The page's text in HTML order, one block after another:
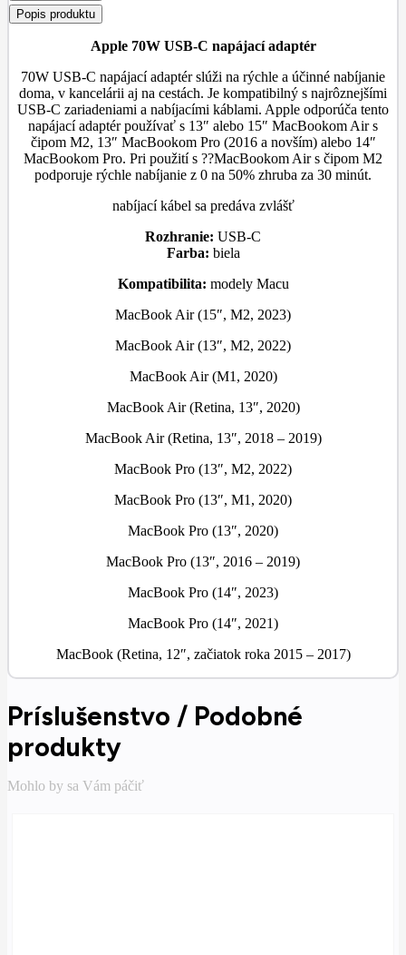
Popis produktu
Apple 70W USB-C napájací adaptér
70W USB-C napájací adaptér slúži na rýchle a účinné nabíjanie
doma, v kancelárii aj na cestách. Je kompatibilný s najrôznejšími
USB-C zariadeniami a nabíjacími káblami. Apple odporúča tento
napájací adaptér používať s 13″ alebo 15″ MacBookom Air s
čipom M2, 13″ MacBookom Pro (2016 a novším) alebo 14″
MacBookom Pro. Pri použití s ??MacBookom Air s čipom M2
podporuje rýchle nabíjanie z 0 na 50% zhruba za 30 minút.
nabíjací kábel sa predáva zvlášť
Rozhranie: USB-C
Farba: biela
Kompatibilita: modely Macu
MacBook Air (15″, M2, 2023)
MacBook Air (13″, M2, 2022)
MacBook Air (M1, 2020)
MacBook Air (Retina, 13″, 2020)
MacBook Air (Retina, 13″, 2018 – 2019)
MacBook Pro (13″, M2, 2022)
MacBook Pro (13″, M1, 2020)
MacBook Pro (13″, 2020)
MacBook Pro (13″, 2016 – 2019)
MacBook Pro (14″, 2023)
MacBook Pro (14″, 2021)
MacBook (Retina, 12″, začiatok roka 2015 – 2017)
Príslušenstvo / Podobné
produkty
Mohlo by sa Vám páčiť